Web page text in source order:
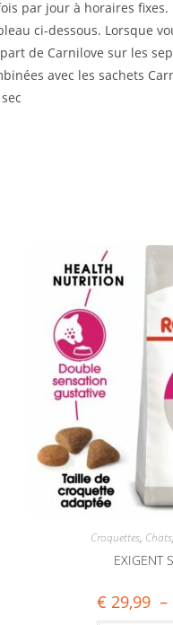
par jour à horaires
ci-dessous. Lorsque
de Carnilove sur les
avec les sachets
Croquettes, Chats
EXIGENT
€ 29,99 –